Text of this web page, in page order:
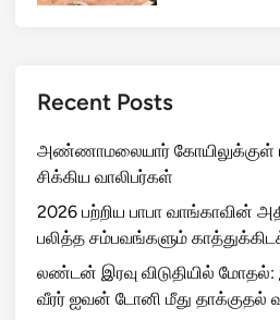
Recent Posts
அண்ணாமலையார் கோயிலுக்குள்
சிக்கிய வாலிபர்கள்
2026 பற்றிய பாபா வாங்காவின்
பலித்த சம்பவங்களும்
லண்டன் இரவு விடுதியில் மோதல்:
வீரர் ஐவன் டோனி மீது தாக்குதல்